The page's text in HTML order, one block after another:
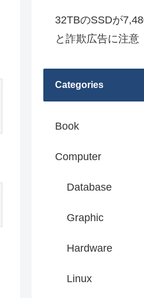
32TBのSSDが
と詐欺広告に注意
Categories
Book
Computer
Database
Graphic
Hardware
Linux